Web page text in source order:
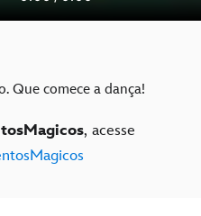
Que comece a dança!
, acesse